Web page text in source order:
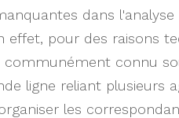
dans
pour des raisons
communément connu
ligne reliant plusieurs
les